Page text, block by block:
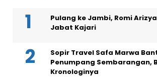
Pulang ke Jambi, Romi
Jabat Kajari
Sopir Travel Safa Marwa
Penumpang Sembarangan,
Kronologinya